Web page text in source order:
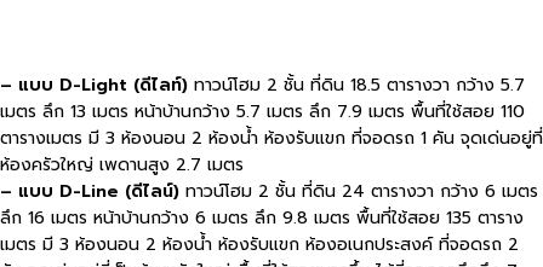
– แบบ D-Light (ดีไลท์) ทาวน์โฮม 2 ชั้น ที่ดิน 18.5 ตารางวา กว้าง 5.7
เมตร ลึก 13 เมตร หน้าบ้านกว้าง 5.7 เมตร ลึก 7.9 เมตร พื้นที่ใช้สอย 110
ตารางเมตร มี 3 ห้องนอน 2 ห้องน้ำ ห้องรับแขก ที่จอดรถ 1 คัน จุดเด่นอยู่ที่
ห้องครัวใหญ่ เพดานสูง 2.7 เมตร
– แบบ D-Line (ดีไลน์) ทาวน์โฮม 2 ชั้น ที่ดิน 24 ตารางวา กว้าง 6 เมตร
ลึก 16 เมตร หน้าบ้านกว้าง 6 เมตร ลึก 9.8 เมตร พื้นที่ใช้สอย 135 ตาราง
เมตร มี 3 ห้องนอน 2 ห้องน้ำ ห้องรับแขก ห้องอเนกประสงค์ ที่จอดรถ 2